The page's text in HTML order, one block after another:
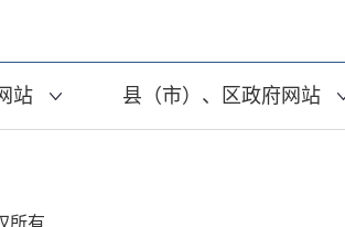
站 县（市）、区政府网站
所有